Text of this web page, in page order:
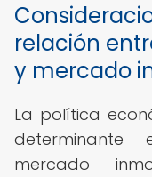
relación
y mercado
La política
mercado